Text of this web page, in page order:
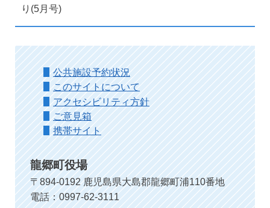
り(5月号)
公共施設予約状況
このサイトについて
アクセシビリティ方針
ご意見箱
携帯サイト
龍郷町役場
〒894-0192 鹿児島県大島郡龍郷町浦110番地
電話：0997-62-3111